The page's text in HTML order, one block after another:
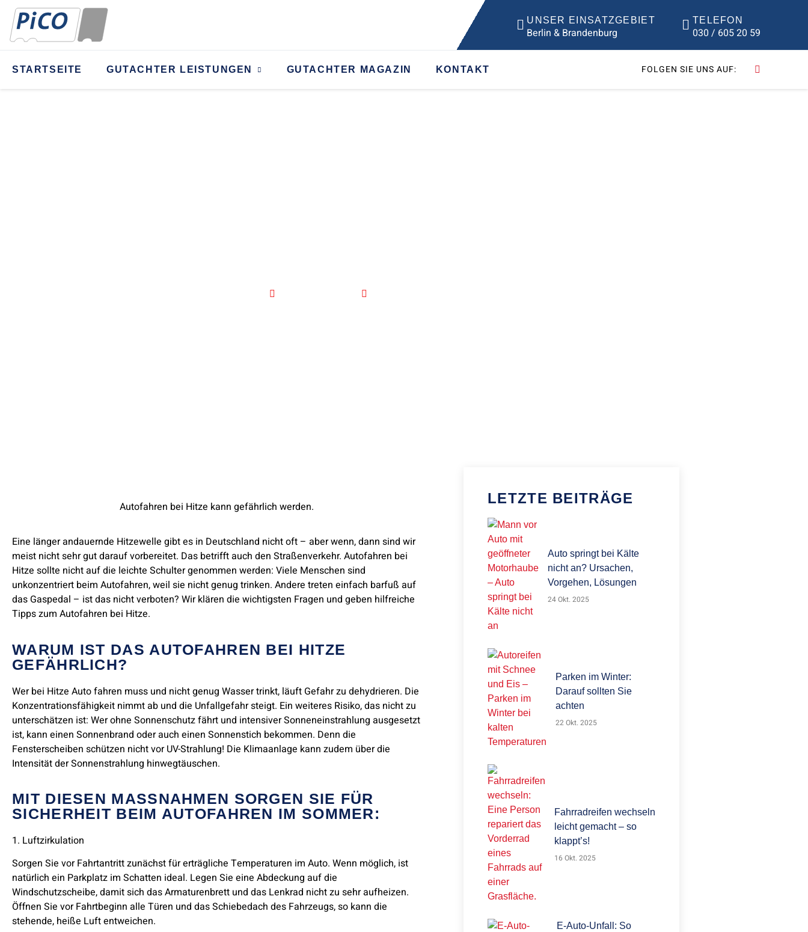
UNSER EINSATZGEBIET
Berlin & Brandenburg
TELEFON
030 / 605 20 59
STARTSEITE GUTACHTER LEISTUNGEN GUTACHTER MAGAZIN KONTAKT FOLGEN SIE UNS AUF:
Autofahren bei Hitze kann gefährlich werden.
Eine länger andauernde Hitzewelle gibt es in Deutschland nicht oft – aber wenn, dann sind wir
meist nicht sehr gut darauf vorbereitet. Das betrifft auch den Straßenverkehr. Autofahren bei
Hitze sollte nicht auf die leichte Schulter genommen werden: Viele Menschen sind
unkonzentriert beim Autofahren, weil sie nicht genug trinken. Andere treten einfach barfuß auf
das Gaspedal – ist das nicht verboten? Wir klären die wichtigsten Fragen und geben hilfreiche
Tipps zum Autofahren bei Hitze.
WARUM IST DAS AUTOFAHREN BEI HITZE
GEFÄHRLICH?
Wer bei Hitze Auto fahren muss und nicht genug Wasser trinkt, läuft Gefahr zu dehydrieren. Die
Konzentrationsfähigkeit nimmt ab und die Unfallgefahr steigt. Ein weiteres Risiko, das nicht zu
unterschätzen ist: Wer ohne Sonnenschutz fährt und intensiver Sonneneinstrahlung ausgesetzt
ist, kann einen Sonnenbrand oder auch einen Sonnenstich bekommen. Denn die
Fensterscheiben schützen nicht vor UV-Strahlung! Die Klimaanlage kann zudem über die
Intensität der Sonnenstrahlung hinwegtäuschen.
MIT DIESEN MASSNAHMEN SORGEN SIE FÜR S
ICHERHEIT BEIM AUTOFAHREN IM SOMMER:
1. Luftzirkulation
Sorgen Sie vor Fahrtantritt zunächst für erträgliche Temperaturen im Auto. Wenn möglich, ist
natürlich ein Parkplatz im Schatten ideal. Legen Sie eine Abdeckung auf die
Windschutzscheibe, damit sich das Armaturenbrett und das Lenkrad nicht zu sehr aufheizen.
Öffnen Sie vor Fahrtbeginn alle Türen und das Schiebedach des Fahrzeugs, so kann die
stehende, heiße Luft entweichen.
LETZTE BEITRÄGE
Auto springt bei Kälte
nicht an? Ursachen,
Vorgehen, Lösungen
24 Okt. 2025
Parken im Winter:
Darauf sollten Sie
achten
22 Okt. 2025
Fahrradreifen wechseln
leicht gemacht – so
klappt’s!
16 Okt. 2025
E-Auto-Unfall: So